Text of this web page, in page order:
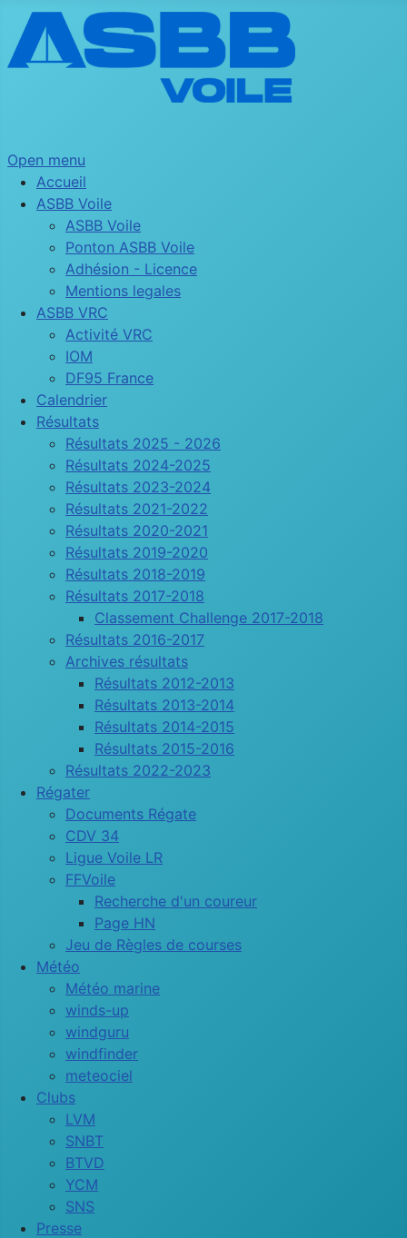
Open menu
Accueil
ASBB Voile
ASBB Voile
Ponton ASBB Voile
Adhésion - Licence
Mentions legales
ASBB VRC
Activité VRC
IOM
DF95 France
Calendrier
Résultats
Résultats 2025 - 2026
Résultats 2024-2025
Résultats 2023-2024
Résultats 2021-2022
Résultats 2020-2021
Résultats 2019-2020
Résultats 2018-2019
Résultats 2017-2018
Classement Challenge 2017-2018
Résultats 2016-2017
Archives résultats
Résultats 2012-2013
Résultats 2013-2014
Résultats 2014-2015
Résultats 2015-2016
Résultats 2022-2023
Régater
Documents Régate
CDV 34
Ligue Voile LR
FFVoile
Recherche d'un coureur
Page HN
Jeu de Règles de courses
Météo
Météo marine
winds-up
windguru
windfinder
meteociel
Clubs
LVM
SNBT
BTVD
YCM
SNS
Presse